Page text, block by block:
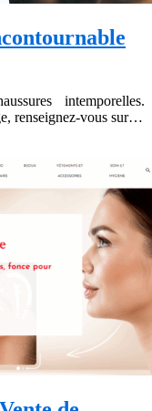
intemporelles.
renseignez-vous sur…